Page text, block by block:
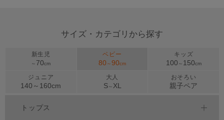
サイズ・カテゴリから探す
新生児
～ 70cm
ベビー
80 ～90cm
キッズ
100 ～ 150cm
ジュニア
140～ 160cm
大人
S～ XL
おそろい
親子ペア
トップス